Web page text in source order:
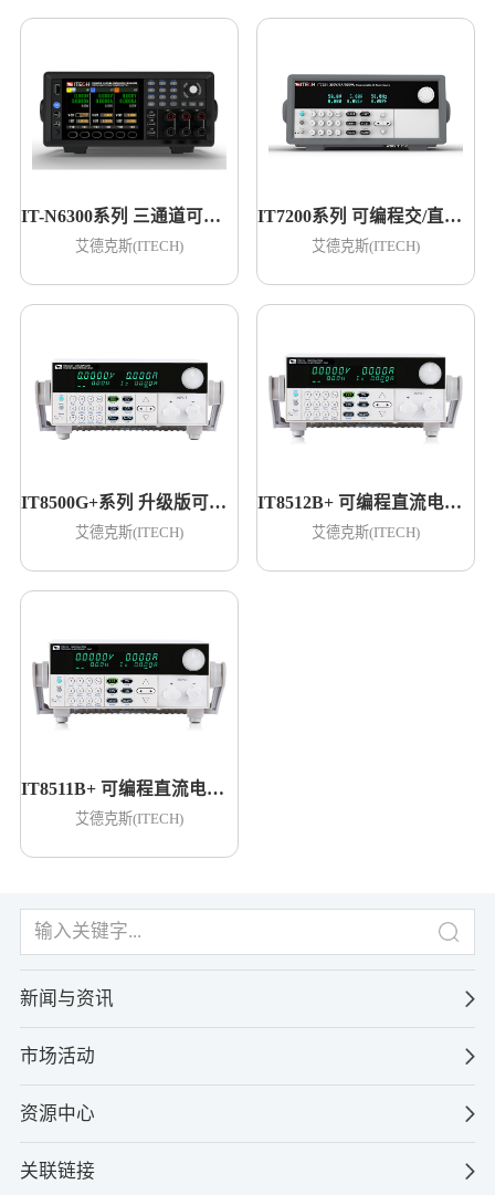
IT-N6300系列 三通道可编程直流电源
艾德克斯(ITECH)
IT7200系列 可编程交/直流电源
艾德克斯(ITECH)
IT8500G+系列 升级版可编程直流电子负载
艾德克斯(ITECH)
IT8512B+ 可编程直流电子负载
艾德克斯(ITECH)
IT8511B+ 可编程直流电子负载
艾德克斯(ITECH)
新闻与资讯
市场活动
资源中心
关联链接